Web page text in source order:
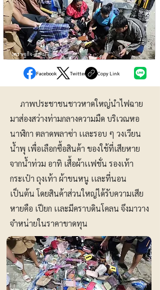
เศรษฐกิจ-สังคม
Facebook Twitter Copy Link
ภาพประชาชนชาวหาดใหญ่นำไฟฉาย
มาส่องสว่างท่ามกลางความมืด บริเวณหอ
นาฬิกา ตลาดพลาซ่า เเละรอบ ๆ วงเวียน
น้ำพุ เพื่อเลือกซื้อสินค้า ของใช้ที่เสียหาย
จากน้ำท่วม อาทิ เสื้อผ้าเเฟชั่น รองเท้า
กระเป๋า ถุงเท้า ผ้าขนหนู เเละที่นอน
เป็นต้น โดยสินค้าส่วนใหญ่ได้รับความเสีย
หายคือ เปียก เเละมีคราบดินโคลน จึงมาวาง
จำหน่ายในราคาขาดทุน